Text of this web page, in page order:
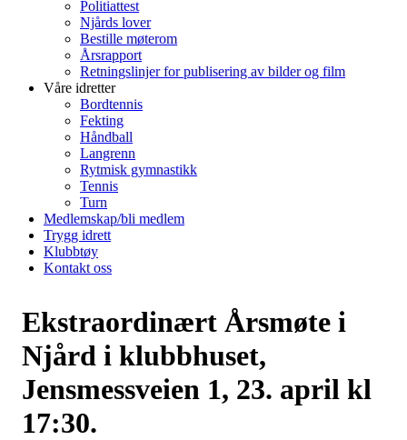
Politiattest
Njårds lover
Bestille møterom
Årsrapport
Retningslinjer for publisering av bilder og film
Våre idretter
Bordtennis
Fekting
Håndball
Langrenn
Rytmisk gymnastikk
Tennis
Turn
Medlemskap/bli medlem
Trygg idrett
Klubbtøy
Kontakt oss
Ekstraordinært Årsmøte i
Njård i klubbhuset,
Jensmessveien 1, 23. april kl
17:30.